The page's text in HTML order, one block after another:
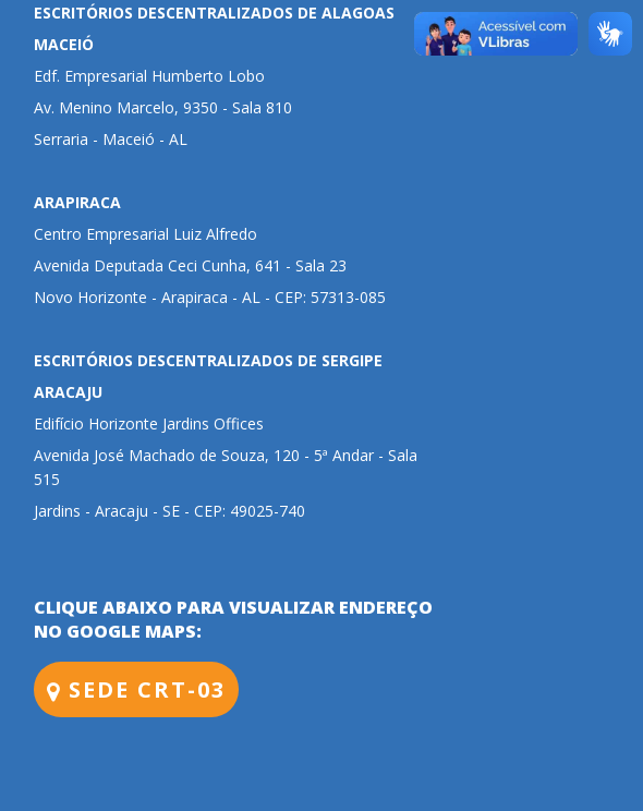
ESCRITÓRIOS DESCENTRALIZADOS DE ALAGOAS
MACEIÓ
Edf. Empresarial Humberto Lobo
Av. Menino Marcelo, 9350 - Sala 810
Serraria - Maceió - AL
ARAPIRACA
Centro Empresarial Luiz Alfredo
Avenida Deputada Ceci Cunha, 641 - Sala 23
Novo Horizonte - Arapiraca - AL - CEP: 57313-085
ESCRITÓRIOS DESCENTRALIZADOS DE SERGIPE
ARACAJU
Edifício Horizonte Jardins Offices
Avenida José Machado de Souza, 120 - 5ª Andar - Sala
515
Jardins - Aracaju - SE - CEP: 49025-740
CLIQUE ABAIXO PARA VISUALIZAR ENDEREÇO
NO GOOGLE MAPS:
SEDE CRT-03